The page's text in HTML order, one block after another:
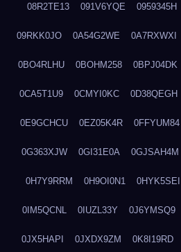
08R2TE13 091V6YQE 0959345H
09RKK0JO 0A54G2WE 0A7RXWXI
0BO4RLHU 0BOHM258 0BPJ04DK
0CA5T1U9 0CMYI0KC 0D38QEGH
0E9GCHCU 0EZ05K4R 0FFYUM84
0G363XJW 0GI31E0A 0GJSAH4M
0H7Y9RRM 0H9OI0N1 0HYK5SEI
0IM5QCNL 0IUZL33Y 0J6YMSQ9
0JX5HAPI 0JXDX9ZM 0K8I19RD